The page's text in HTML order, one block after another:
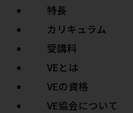
特長
カリキュラム
受講料
VEとは
VEの資格
VE協会について